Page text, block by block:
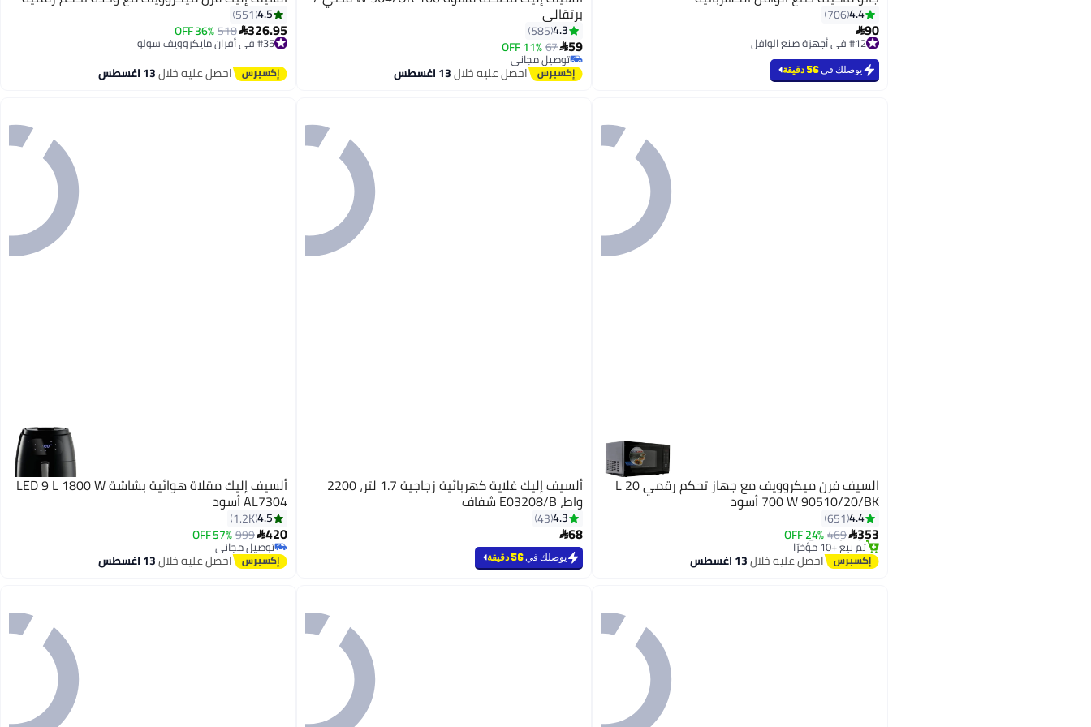
4.4
706
90
#12 في أجهزة صنع الوافل
#12 في أجهزة صنع الوافل
يوصلك في56 دقيقة
برتقالي
4.3
585
59
67
11% OFF
توصيل مجاني
توصيل مجانياحصل عليه خلال13 اغسطس
4.5
551
326.95
518
36% OFF #35 في أفران مايكروويف سولو
توصيل مجاني
احصل عليه خلال13 اغسطس
السيف فرن ميكروويف مع جهاز تحكم رقمي 20 L
700 W 90510/20/BK أسود
4.4
651
353
469
24% OFF
#36 في أفران مايكروويف سولو
توصيل مجاني
تم بيع +10 مؤخرًا
#36 في أفران مايكروويف سولو
احصل عليه خلال13 اغسطس
ألسيف إليك غلاية كهربائية زجاجية 1.7 لتر، 2200
واط، E03208/B شفاف
4.3
43
68
يوصلك في56 دقيقة
ألسيف إليك مقلاة هوائية بشاشة LED 9 L 1800 W
AL7304 أسود
4.5
1.2K
420
999
57% OFF
توصيل مجاني
توصيل مجانياحصل عليه خلال13 اغسطس